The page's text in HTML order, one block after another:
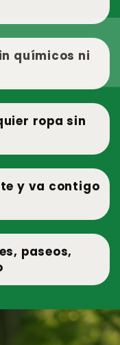
químicos ni
ropa sin
y va contigo
paseos,